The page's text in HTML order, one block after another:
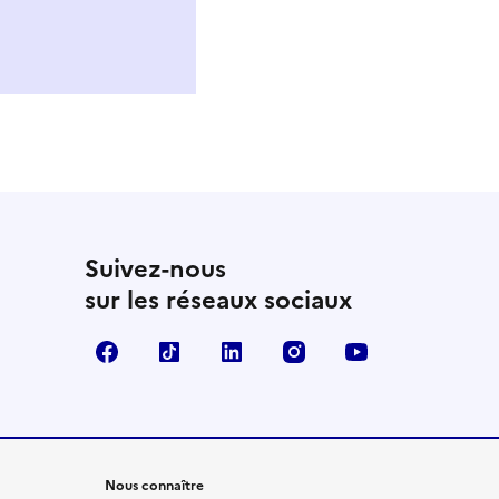
Suivez-nous
sur les réseaux sociaux
FacebookTikTok LinkedIn Instagram
Nous connaître